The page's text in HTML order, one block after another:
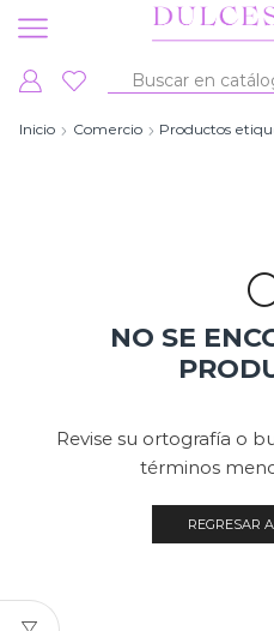
Inicio Comercio Productos
NO SE
Revise su ortografía o
términos
REGRESAR